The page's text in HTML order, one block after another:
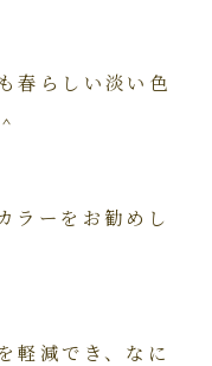
春らしい淡い色
ラーをお勧めし
軽減でき、なに